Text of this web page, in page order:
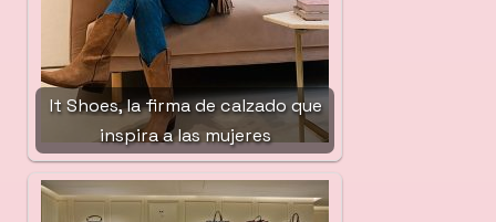
It Shoes, la firma de calzado que
inspira a las mujeres